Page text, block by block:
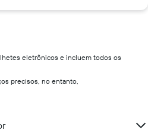
eletrônicos e incluem todos os
precisos, no entanto,